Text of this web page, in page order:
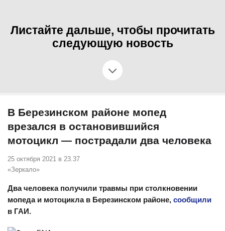
Листайте дальше, чтобы прочитать
следующую новость